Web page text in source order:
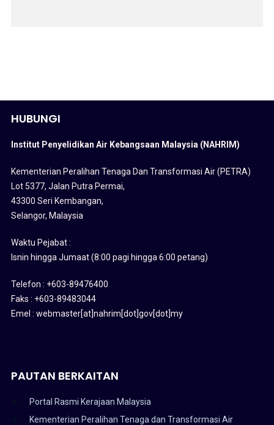
HUBUNGI
Institut Penyelidikan Air Kebangsaan Malaysia (NAHRIM)
Kementerian Peralihan Tenaga Dan Transformasi Air (PETRA)
Lot 5377, Jalan Putra Permai,
43300 Seri Kembangan,
Selangor, Malaysia
Waktu Pejabat :
Isnin hingga Jumaat (8:00 pagi hingga 6:00 petang)
Telefon : +603-89476400
Faks : +603-89483044
Emel : webmaster[at]nahrim[dot]gov[dot]my
PAUTAN BERKAITAN
Portal Rasmi Kerajaan Malaysia
Kementerian Peralihan Tenaga dan Transformasi Air